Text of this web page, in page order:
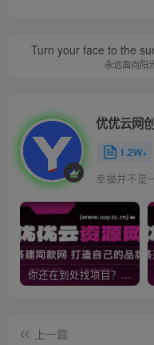
Turn your face to the
永远面向阳
优优云网创
1.2W+
你还在到处找项目？还在当韭菜？我靠网创资源站一个月收入5万+，曾经我也是个失败者。
上一篇